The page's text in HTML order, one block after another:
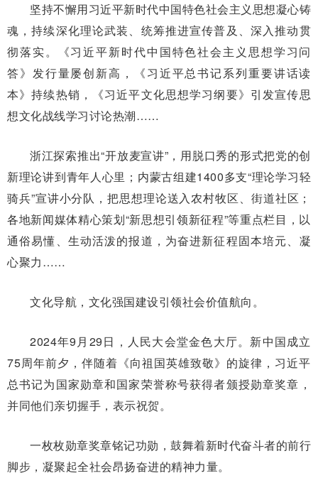
坚持不懈用习近平新时代中国特色社会主义思想凝心铸
魂，持续深化理论武装、统筹推进宣传普及、深入推动贯
彻落实。《习近平新时代中国特色社会主义思想学习问
答》发行量屡创新高，《习近平总书记系列重要讲话读
本》持续热销，《习近平文化思想学习纲要》引发宣传思
想文化战线学习讨论热潮……
浙江探索推出“开放麦宣讲”，用脱口秀的形式把党的创
新理论讲到青年人心里；内蒙古组建1400多支“理论学习轻
骑兵”宣讲小分队，把思想理论送入农村牧区、街道社区；
各地新闻媒体精心策划“新思想引领新征程”等重点栏目，以
通俗易懂、生动活泼的报道，为奋进新征程固本培元、凝
心聚力……
文化导航，文化强国建设引领社会价值航向。
2024年9月29日，人民大会堂金色大厅。新中国成立
75周年前夕，伴随着《向祖国英雄致敬》的旋律，习近平
总书记为国家勋章和国家荣誉称号获得者颁授勋章奖章，
并同他们亲切握手，表示祝贺。
一枚枚勋章奖章铭记功勋，鼓舞着新时代奋斗者的前行
脚步，凝聚起全社会昂扬奋进的精神力量。